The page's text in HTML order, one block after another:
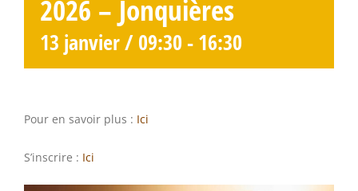
2026 – Jonquières
13 janvier / 09:30 -16:30
Pour en savoir plus : Ici
S’inscrire : Ici